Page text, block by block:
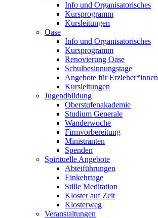
Info und Organisatorisches
Kursprogramm
Kursleitungen
Oase
Info und Organisatorisches
Kursprogramm
Renovierung Oase
Schulbesinnungstage
Angebote für Erzieher*innen
Kursleitungen
Jugendbildung
Oberstufenakademie
Studium Generale
Wanderwoche
Firmvorbereitung
Ministranten
Spenden
Spirituelle Angebote
Abteiführungen
Einkehrtage
Stille Meditation
Kloster auf Zeit
Klosterweg
Veranstaltungen